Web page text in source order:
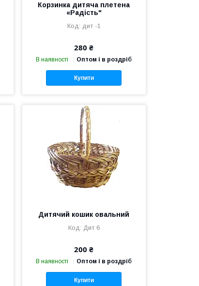
Корзинка дитяча плетена
«Радість"
дит -1
280 ₴
В наявності Оптом і в роздріб
Купити
Дитячий кошик овальний
Дит 6
200 ₴
В наявності Оптом і в роздріб
Купити